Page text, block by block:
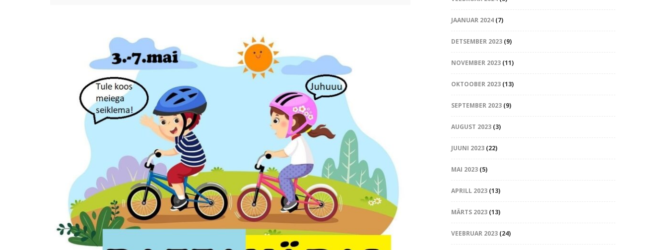
JAANUAR 2024(7)
DETSEMBER 2023(9)
NOVEMBER 2023(11)
OKTOOBER 2023(13)
SEPTEMBER 2023(9)
AUGUST 2023(3)
JUUNI 2023(22)
MAI 2023(5)
APRILL 2023(13)
MÄRTS 2023(13)
VEEBRUAR 2023(24)